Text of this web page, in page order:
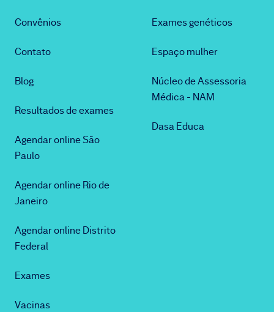
Convênios
Contato
Blog
Resultados de exames
Agendar online São
Paulo
Agendar online Rio de
Janeiro
Agendar online Distrito
Federal
Exames
Vacinas
Exames genéticos
Espaço mulher
Núcleo de Assessoria
Médica - NAM
Dasa Educa